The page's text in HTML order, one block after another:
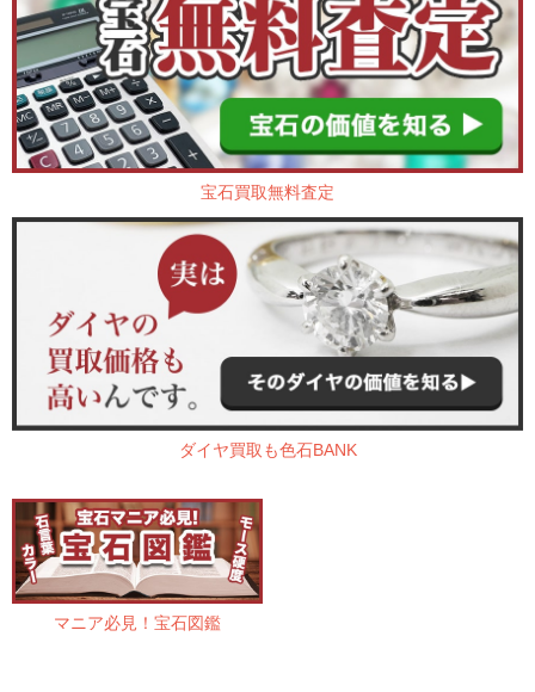
宝石買取無料査定
ダイヤ買取も色石BANK
マニア必見！宝石図鑑